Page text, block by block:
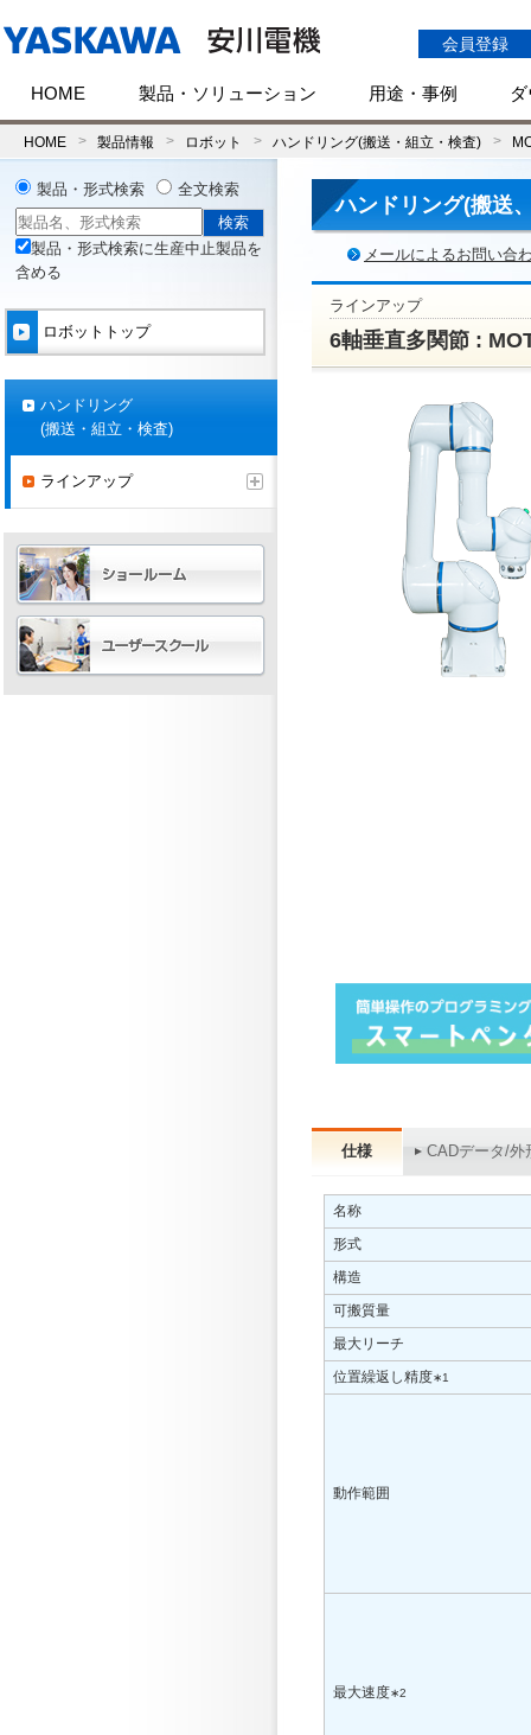
会員登録
HOME 製品・ソリューション 用途・事例
HOME 製品情報 ロボット ハンドリング(搬送・組立・検査)
ハンドリング(搬送
メールによるお問い合
ラインアップ
6軸垂直多関節 :
仕様 CADデータ/外
名称
形式
構造
可搬質量
最大リーチ
位置繰返し精度∗1
動作範囲
最大速度∗2
製品・形式検索 全文検索
製品・形式検索に生産中止製品を
含める
ロボットトップ
ハンドリング
(搬送・組立・検査)
ラインアップ